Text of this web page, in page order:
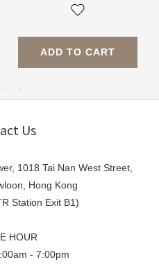
ADD TO CART
Us
1018 Tai Nan West Street,
Hong Kong
Station Exit B1)
HOUR
- 7:00pm